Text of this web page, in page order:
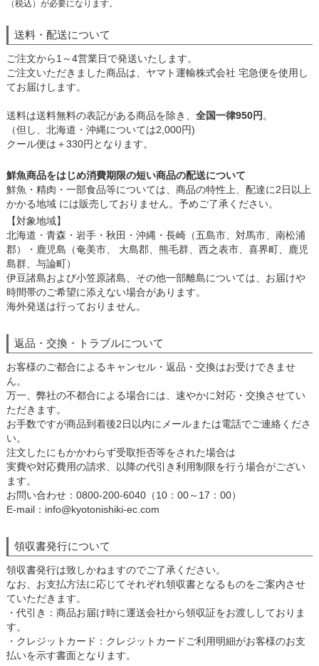
（税込）が必要になります。
送料・配送について
ご注文から1～4営業日で発送いたします。
ご注文いただきました商品は、ヤマト運輸株式会社 宅急便を使用し
てお届けします。
送料は送料無料の表記がある商品を除き、 全国一律950円 。
（但し、北海道・沖縄については2,000円)
クール便は＋330円となります。
鮮魚商品をはじめ消費期限の短い商品の配送について
鮮魚・精肉・一部食品等については、商品の特性上、配達に2日以上
かかる地域 には販売しておりません。予めご了承ください。
【対象地域】
北海道・青森・岩手・秋田・沖縄・長崎（五島市、対馬市、南松浦
郡）・鹿児島（奄美市、 大島郡、熊毛群、西之表市、喜界町、鹿児
島群、与論町）
伊豆諸島および小笠原諸島、その他一部離島については、お届けや
時間帯のご希望に添えない場合があります。
海外発送は行っておりません。
返品・交換・トラブルについて
お客様のご都合によるキャンセル・返品・交換はお受けできませ
ん。
万一、弊社の不都合による場合には、速やかに対応・交換させてい
ただきます。
お手数ですが商品到着後2日以内にメールまたは電話でご連絡くださ
い。
注文したにもかかわらず受取拒否等をされた場合は
実費や対応費用の請求、以降の代引き利用制限を行う場合がござい
ます。
お問い合わせ：0800-200-6040（10：00～17：00）
E-mail：info@kyotonishiki-ec.com
領収書発行について
領収書発行は致しかねますのでご了承ください。
なお、お支払方法に応じてそれぞれ領収書となるものをご案内させ
ていただきます。
・代引き：商品お届け時に運送会社から領収証をお渡ししておりま
す。
・クレジットカード：クレジットカードご利用明細がお客様のお支
払いを示す書面となります。